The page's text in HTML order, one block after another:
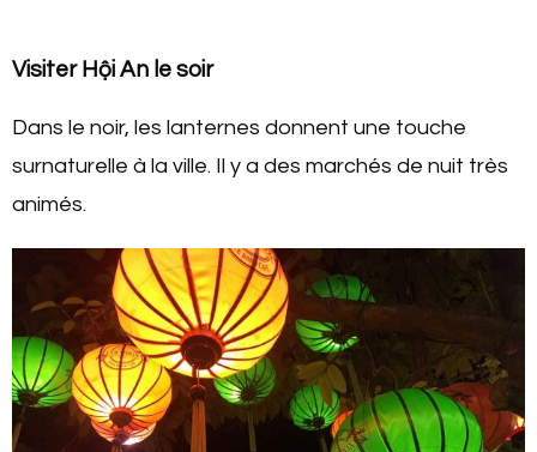
Visiter Hội An le soir
Dans le noir, les lanternes donnent une touche
surnaturelle à la ville. Il y a des marchés de nuit très
animés.